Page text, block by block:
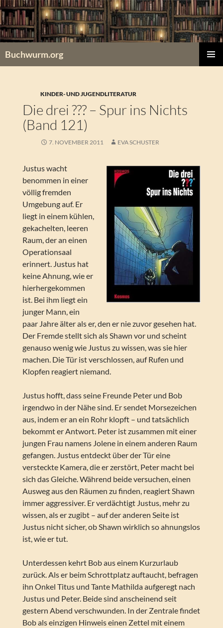
Zum
Inhalt
springen
Buchwurm.org
KINDER- UND JUGENDLITERATUR
Die drei ??? – Spur ins Nichts
(Band 121)
7. NOVEMBER 2011 EVA SCHUSTER
Justus wacht
benommen in einer
völlig fremden
Umgebung auf. Er
liegt in einem kühlen,
gekachelten, leeren
Raum, der an einen
Operationsaal
erinnert. Justus hat
keine Ahnung, wie er
hierhergekommen
ist. Bei ihm liegt ein
junger Mann, ein
paar Jahre älter als er, den er nie zuvor gesehen hat.
Der Fremde stellt sich als Shawn vor und scheint
genauso wenig wie Justus zu wissen, was sie hier
machen. Die Tür ist verschlossen, auf Rufen und
Klopfen reagiert niemand.
Justus hofft, dass seine Freunde Peter und Bob
irgendwo in der Nähe sind. Er sendet Morsezeichen
aus, indem er an ein Rohr klopft – und tatsächlich
bekommt er Antwort. Peter ist zusammen mit einer
jungen Frau namens Jolene in einem anderen Raum
gefangen. Justus entdeckt über der Tür eine
versteckte Kamera, die er zerstört, Peter macht bei
sich das Gleiche. Während beide versuchen, einen
Ausweg aus den Räumen zu finden, reagiert Shawn
immer aggressiver. Er verdächtigt Justus, mehr zu
wissen, als er zugibt – auf der anderen Seite ist
Justus nicht sicher, ob Shawn wirklich so ahnungslos
ist, wie er tut.
Unterdessen kehrt Bob aus einem Kurzurlaub
zurück. Als er beim Schrottplatz auftaucht, befragen
ihn Onkel Titus und Tante Mathilda aufgeregt nach
Justus und Peter. Beide sind anscheinend seit
gestern Abend verschwunden. In der Zentrale findet
Bob als einzigen Hinweis einen Zettel mit einem